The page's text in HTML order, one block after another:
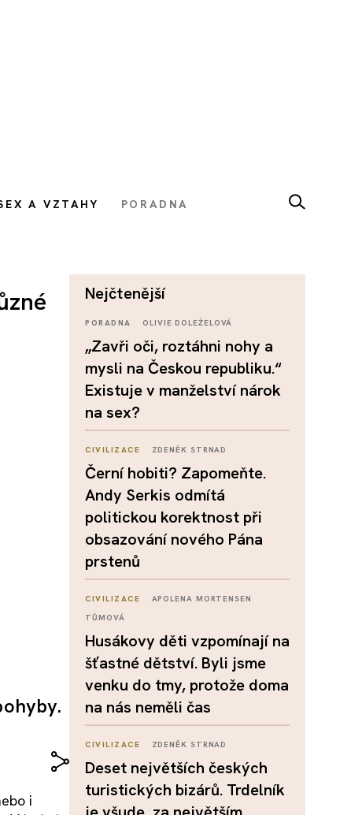
A VZTAHY PORADNA
i
nejčtenější
PORADNA OLIVIE DOLEŽELOVÁ
„Zavři oči, roztáhni nohy a
mysli na Českou republiku.“
Existuje v manželství nárok
na sex?
CIVILIZACE ZDENĚK STRNAD
Černí hobiti? Zapomeňte.
Andy Serkis odmítá
politickou korektnost při
obsazování nového Pána
prstenů
CIVILIZACE
APOLENA MORTENSEN
TŮMOVÁ
Husákovy děti vzpomínají na
šťastné dětství. Byli jsme
venku do tmy, protože doma
na nás neměli čas
CIVILIZACE ZDENĚK STRNAD
Deset největších českých
turistických bizárů. Trdelník